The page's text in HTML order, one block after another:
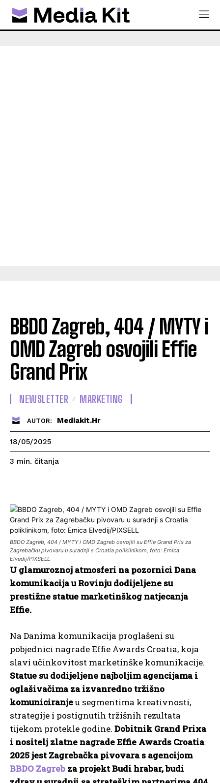
BBDO Zagreb, 404 / MYTY i
OMD Zagreb osvojili Effie
Grand Prix
NEWSLETTER MARKETING
AUTOR: Mediakit.hr
18/05/2025
3 min. čitanja
BBDO Zagreb, 404 / MYTY i OMD Zagreb osvojili su Effie Grand Prix za
Zagrebačku pivovaru u suradnji s Croatia poliklinikom, foto: Emica
Elvedij/PIXSELL
U glamuroznoj atmosferi na pozornici Dana
komunikacija u Rovinju dodijeljene su
prestižne statue marketinškog natjecanja
Effie.
Na Danima komunikacija proglašeni su
pobjednici nagrade Effie Awards Croatia, koja
slavi učinkovitost marketinške komunikacije.
Statue su dodijeljene najboljim agencijama i
oglašivačima za izvanredno tržišno
komuniciranjeu segmentima kreativnosti,
strategije i postignutih tržišnih rezultata
tijekom protekle godine. Dobitnik Grand Prixa
i nositelj zlatne nagrade Effie Awards Croatia
2025 jest Zagrebačka pivovara s agencijom
BBDO Zagreb za projekt Budi hrabar, budi